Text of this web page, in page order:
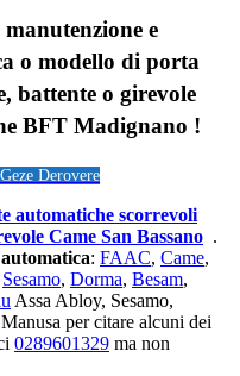
e
o modello di porta
battente o girevole
BFT Madignano !
Derovere
automatiche scorrevoli
Came San Bassano .
: FAAC, Came,
Sesamo, Dorma, Besam,
Assa Abloy, Sesamo,
per citare alcuni dei
0289601329 ma non